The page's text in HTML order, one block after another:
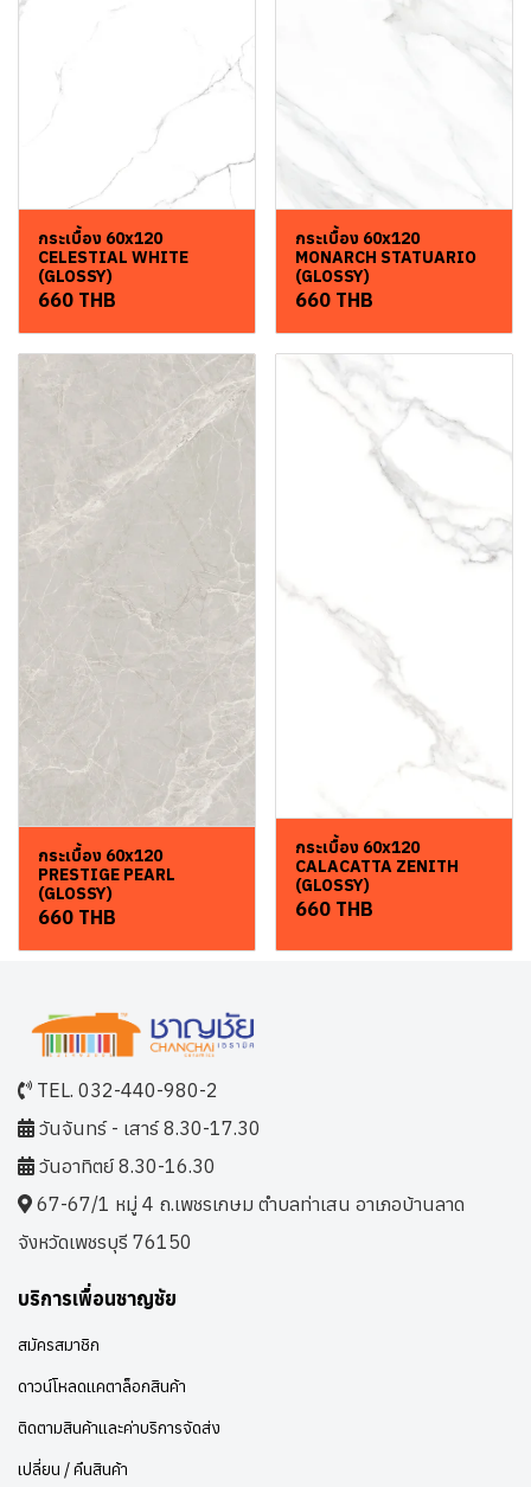
กระเบื้อง 60x120
CELESTIAL WHITE
(GLOSSY)
660 THB
กระเบื้อง 60x120
MONARCH STATUARIO
(GLOSSY)
660 THB
กระเบื้อง 60x120
PRESTIGE PEARL
(GLOSSY)
660 THB
กระเบื้อง 60x120
CALACATTA ZENITH
(GLOSSY)
660 THB
TEL. 032-440-980-2
วันจันทร์ - เสาร์ 8.30-17.30
วันอาทิตย์ 8.30-16.30
67-67/1 หมู่ 4 ถ.เพชรเกษม ตำบลท่าเสน อาเภอบ้านลาด
จังหวัดเพชรบุรี 76150
บริการเพื่อนชาญชัย
สมัครสมาชิก
ดาวน์โหลดแคตาล็อกสินค้า
ติดตามสินค้าและค่าบริการจัดส่ง
เปลี่ยน / คืนสินค้า